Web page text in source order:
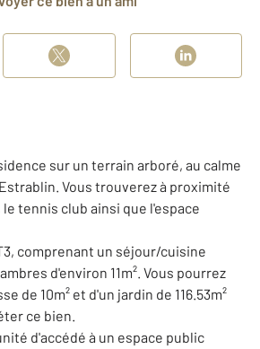
sur un terrain arboré, au calme
Vous trouverez à proximité
tennis club ainsi que l'espace
comprenant un séjour/cuisine
d'environ 11m². Vous pourrez
de 10m² et d'un jardin de 116.53m²
ce bien.
d'accédé à un espace public